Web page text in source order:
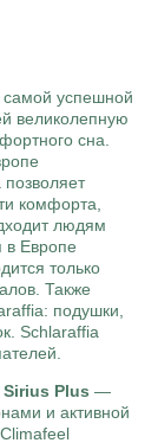
успешной
великолепную
сна.
комфорта,
людям
в Европе
только
Также
подушки,
Schlaraffia
Sirius Plus —
и активной